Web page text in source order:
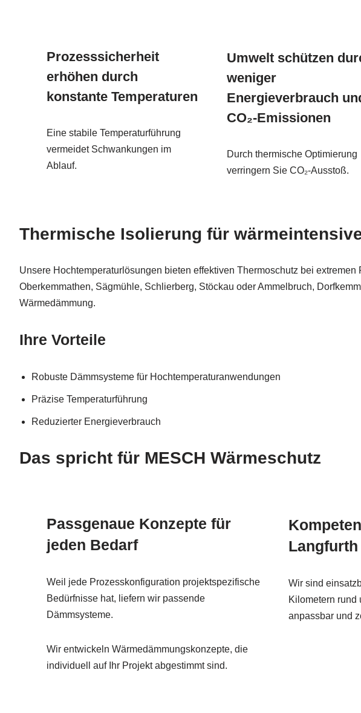
Prozesssicherheit
erhöhen durch
konstante Temperaturen
Eine stabile Temperaturführung
vermeidet Schwankungen im
Ablauf.
Umwelt schützen
weniger
Energieverbrauch
CO₂-Emissionen
Durch thermische Optimierung
verringern Sie CO₂-Ausstoß.
Thermische Isolierung für
Unsere Hochtemperaturlösungen bieten effektiven Thermoschutz bei
Oberkemmathen, Sägmühle, Schlierberg, Stöckau oder Ammelbruch,
Wärmedämmung.
Ihre Vorteile
Robuste Dämmsysteme für Hochtemperaturanwendungen
Präzise Temperaturführung
Reduzierter Energieverbrauch
Das spricht für MESCH Wärmeschutz
Passgenaue Konzepte für
jeden Bedarf
Weil jede Prozesskonfiguration projektspezifische
Bedürfnisse hat, liefern wir passende
Dämmsysteme.
Wir entwickeln Wärmedämmungskonzepte, die
individuell auf Ihr Projekt abgestimmt sind.
Wir sind
Kilometern rund
anpassbar und